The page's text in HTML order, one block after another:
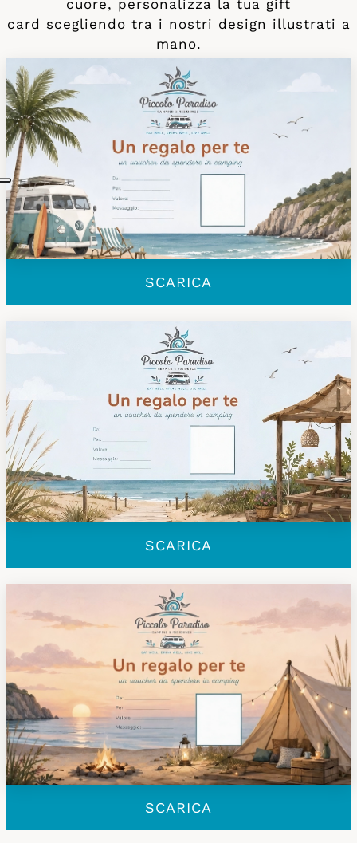
cuore, personalizza la tua gift
card scegliendo tra i nostri design illustrati a
mano.
SCARICA
SCARICA
SCARICA